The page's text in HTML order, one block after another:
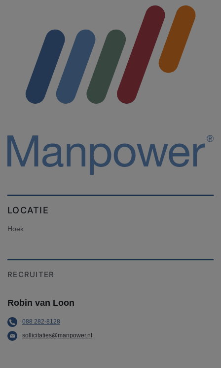
LOCATIE
Hoek
RECRUITER
Robin van Loon
088 282-8128
sollicitaties@manpower.nl